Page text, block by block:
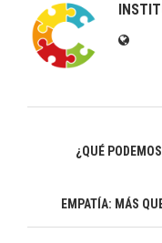
¿QUÉ
EMPATÍA: MÁS